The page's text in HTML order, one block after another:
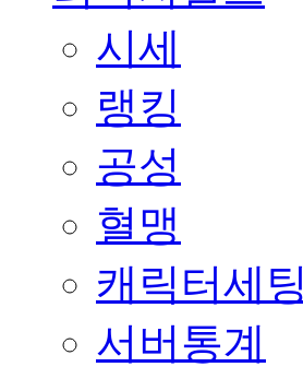
시세
랭킹
공성
혈맹
캐릭터세팅
서버통계